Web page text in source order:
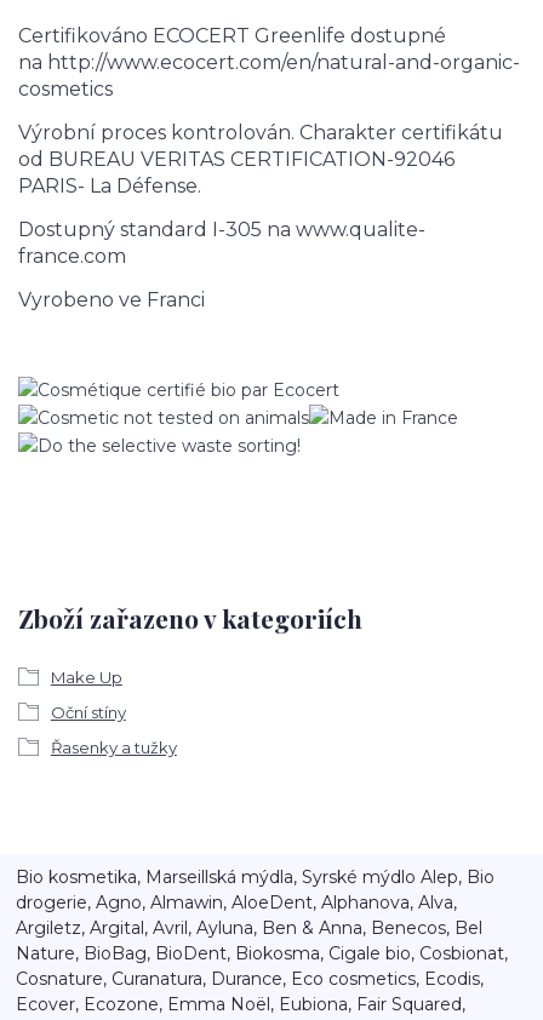
Certifikováno ECOCERT Greenlife dostupné
na http://www.ecocert.com/en/natural-and-organic-
cosmetics
Výrobní proces kontrolován. Charakter certifikátu
od BUREAU VERITAS CERTIFICATION-92046
PARIS- La Défense.
Dostupný standard I-305 na www.qualite-
france.com
Vyrobeno ve Franci
Zboží zařazeno v kategoriích
Make Up
Oční stíny
Řasenky a tužky
Bio kosmetika, Marseillská mýdla, Syrské mýdlo Alep, Bio
drogerie, Agno, Almawin, AloeDent, Alphanova, Alva,
Argiletz, Argital, Avril, Ayluna, Ben & Anna, Benecos, Bel
Nature, BioBag, BioDent, Biokosma, Cigale bio, Cosbionat,
Cosnature, Curanatura, Durance, Eco cosmetics, Ecodis,
Ecover, Ecozone, Emma Noël, Eubiona, Fair Squared,